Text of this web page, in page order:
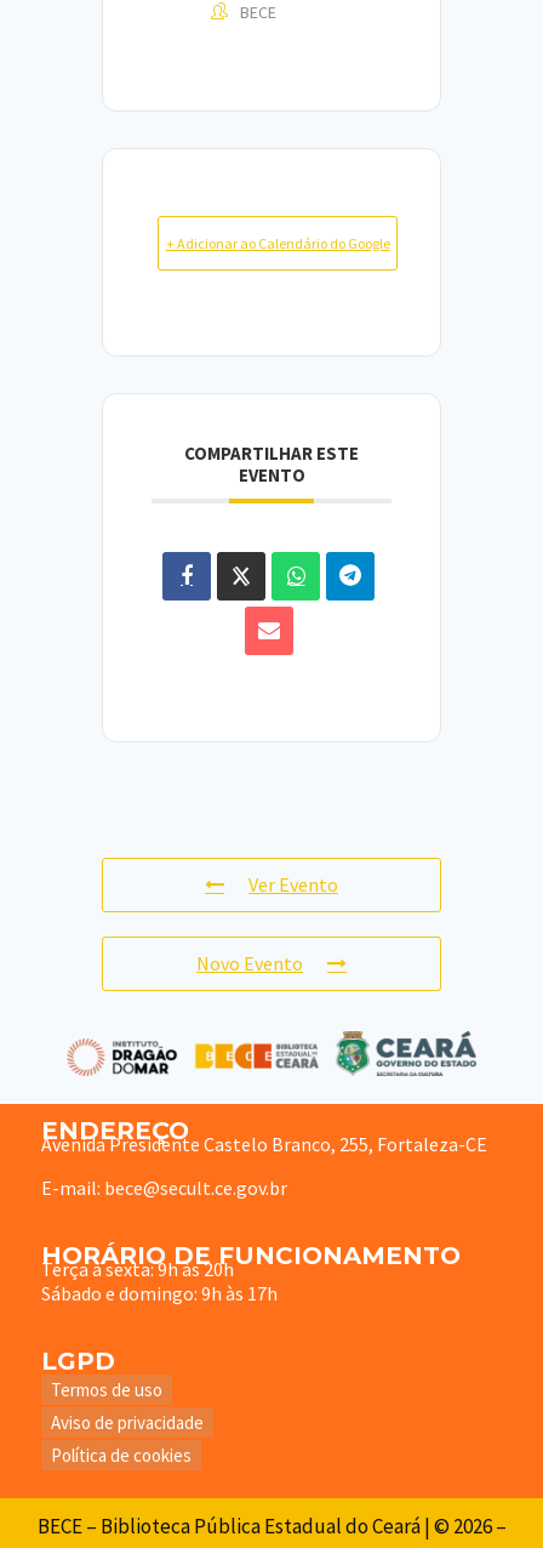
BECE
+ Adicionar ao Calendário do Google
COMPARTILHAR ESTE
EVENTO
Ver Evento
Novo Evento
ENDEREÇO
Avenida Presidente Castelo Branco, 255, Fortaleza-CE
E-mail: bece@secult.ce.gov.br
HORÁRIO DE FUNCIONAMENTO
Terça à sexta: 9h às 20h
Sábado e domingo: 9h às 17h
LGPD
Termos de uso
Aviso de privacidade
Política de cookies
BECE – Biblioteca Pública Estadual do Ceará | © 2026 –